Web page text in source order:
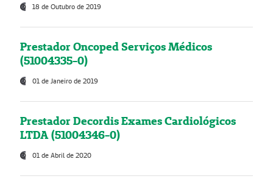
18 de Outubro de 2019
Prestador Oncoped Serviços Médicos
(51004335-0)
01 de Janeiro de 2019
Prestador Decordis Exames Cardiológicos
LTDA (51004346-0)
01 de Abril de 2020